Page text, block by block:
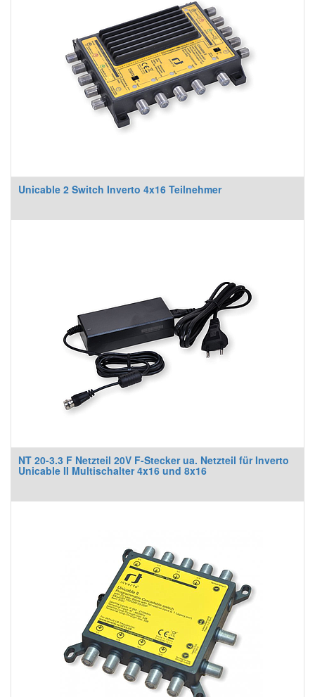
Unicable 2 Switch Inverto 4x16 Teilnehmer
NT 20-3.3 F Netzteil 20V F-Stecker ua. Netzteil für Inverto
Unicable II Multischalter 4x16 und 8x16